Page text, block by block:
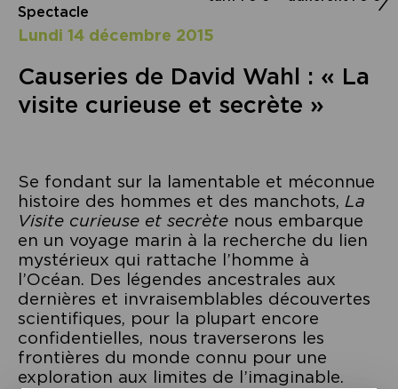
Spectacle
lundi 14 décembre 2015
Causeries de David Wahl : « La
visite curieuse et secrète »
Se fondant sur la lamentable et méconnue
histoire des hommes et des manchots, La
Visite curieuse et secrète nous embarque
en un voyage marin à la recherche du lien
mystérieux qui rattache l’homme à
l’Océan. Des légendes ancestrales aux
dernières et invraisemblables découvertes
scientifiques, pour la plupart encore
confidentielles, nous traverserons les
frontières du monde connu pour une
exploration aux limites de l’imaginable.